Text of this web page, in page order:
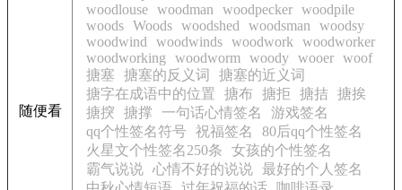
随便看
woodlouse woodman woodpecker woodpile
woods Woods woodshed woodsman
woodsy
woodwind
woodwinds woodwork
woodworker
woodworking
woodworm woody wooer woof
搪塞
搪塞的反义词
搪塞的近义词
搪字在成语中的位置
搪布 搪拒 搪拮 搪挨
搪揬
搪撑 一句话心情签名
游戏签名
qq个性签名符号 祝福签名
80后qq个性签名
火星文个性签名250条
女孩的个性签名
霸气说说 心情不好的说说 最好的个人签名